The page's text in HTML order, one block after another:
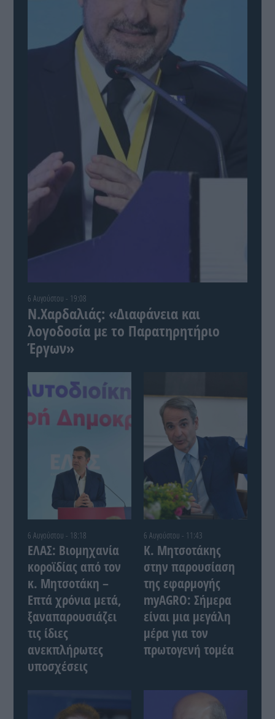
6 Αυγούστου - 19:08
Ν.Χαρδαλιάς: «Διαφάνεια και
λογοδοσία με το Παρατηρητήριο
Έργων»
6 Αυγούστου - 18:18
ΕΛΑΣ: Βιομηχανία
κοροϊδίας από τον
κ. Μητσοτάκη –
Επτά χρόνια μετά,
ξαναπαρουσιάζει
τις ίδιες
ανεκπλήρωτες
υποσχέσεις
6 Αυγούστου - 11:43
Κ. Μητσοτάκης
στην παρουσίαση
της εφαρμογής
myAGRO: Σήμερα
είναι μια μεγάλη
μέρα για τον
πρωτογενή τομέα